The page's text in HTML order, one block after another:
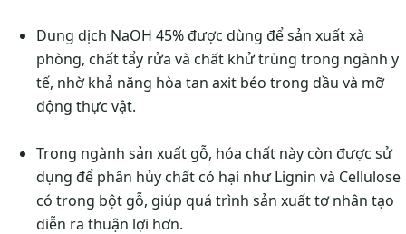
Dung dịch NaOH 45% được dùng để sản xuất xà
phòng, chất tẩy rửa và chất khử trùng trong ngành y
tế, nhờ khả năng hòa tan axit béo trong dầu và mỡ
động thực vật.
Trong ngành sản xuất gỗ, hóa chất này còn được sử
dụng để phân hủy chất có hại như Lignin và Cellulose
có trong bột gỗ, giúp quá trình sản xuất tơ nhân tạo
diễn ra thuận lợi hơn.